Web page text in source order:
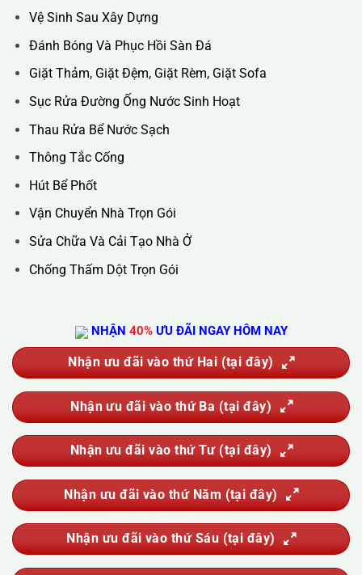
36C Ngõ 89 Lê Đức Thọ - Phường Từ Liêm -
TP Hà Nội
Website : https://kta.vn
Vệ Sinh Công Nghiệp
Vệ Sinh Kính Nhà Cao Tầng
Vệ Sinh Sau Xây Dựng
Đánh Bóng Và Phục Hồi Sàn Đá
Giặt Thảm, Giặt Đệm, Giặt Rèm, Giặt Sofa
Sục Rửa Đường Ống Nước Sinh Hoạt
Thau Rửa Bể Nước Sạch
Thông Tắc Cống